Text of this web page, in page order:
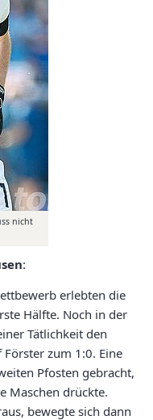
nicht
:
erlebten die
Hälfte. Noch in der
Tätlichkeit den
zum 1:0. Eine
Pfosten gebracht,
Maschen drückte.
bewegte sich dann